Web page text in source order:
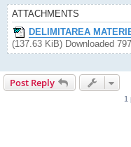
ATTACHMENTS
DELIMITAREA
(137.63 KiB) Downloaded
Post Reply
1